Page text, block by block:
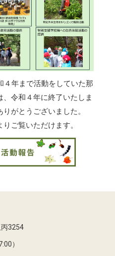
４年まで活動をしていた那
令和４年に終了いたしま
がとうございました。
ご覧いただけます。
3254
）